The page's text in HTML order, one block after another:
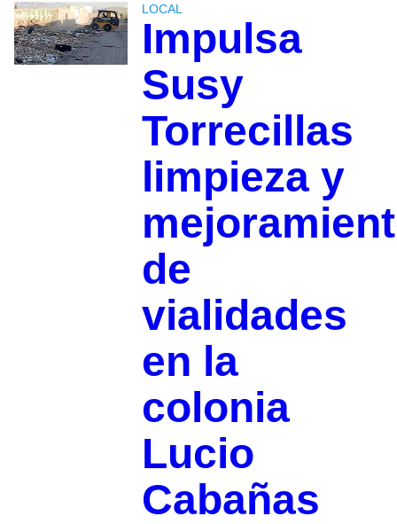
LOCAL
Impulsa
Susy
Torrecillas
limpieza y
de
vialidades
en la
colonia
Lucio
Cabañas